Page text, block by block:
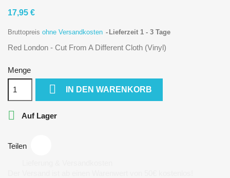
17,95 €
Bruttopreis ohne Versandkosten Lieferzeit 1 - 3 Tage
Red London - Cut From A Different Cloth (Vinyl)
Menge
 IN DEN WARENKORB
 Auf Lager
Teilen